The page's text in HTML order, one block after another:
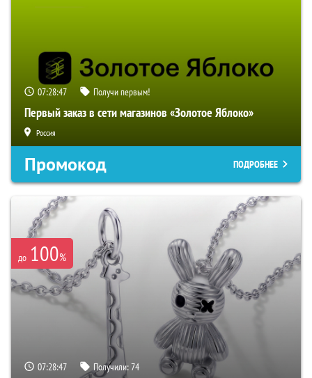
07:28:47 Получи первым!
Первый заказ в сети магазинов «Золотое Яблоко»
Россия
Промокод ПОДРОБНЕЕ
до 100%
07:28:47 Получили:74